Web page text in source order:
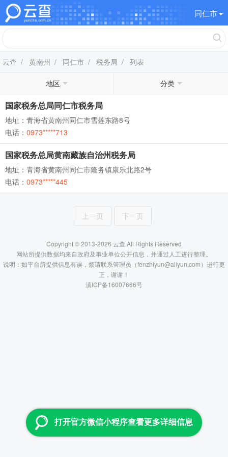
同仁市
云查 / 黄南州 / 同仁市 / 税务局 / 列表
地区 分类
国家税务总局同仁市税务局
地址：青海省黄南州同仁市雪莲东路8号
电话： 0973*****713
国家税务总局黄南藏族自治州税务局
地址：青海省黄南州同仁市隆务镇康乐北路2号
电话： 0973*****445
上一页 下一页
Copyright © 2013-2026 云查 All Rights Reserved
网站所提供数据均来自政府及事业单位公开信息，并通过人工进行整理。
说明：如平台所提供信息有误，烦请联系管理员（fenzhiyun@aliyun.com）进行更
正，谢谢！
滇ICP备16007666号
打开官方微信小程序查看更多详细信息